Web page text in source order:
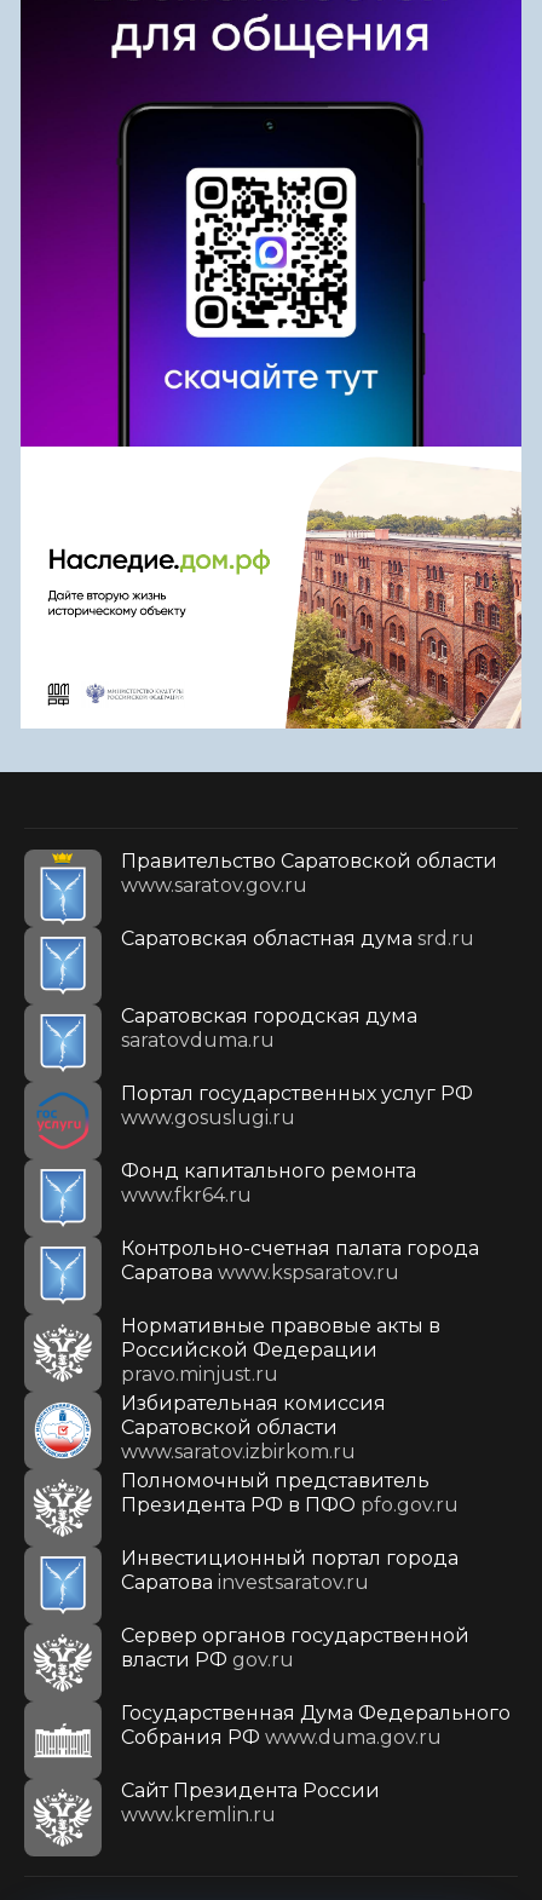
Правительство Саратовской области
www.saratov.gov.ru
Саратовская областная дума srd.ru
Саратовская городская дума
saratovduma.ru
Портал государственных услуг РФ
www.gosuslugi.ru
Фонд капитального ремонта
www.fkr64.ru
Контрольно-счетная палата города
Саратова www.kspsaratov.ru
Нормативные правовые акты в
Российской Федерации
pravo.minjust.ru
Избирательная комиссия
Саратовской области
www.saratov.izbirkom.ru
Полномочный представитель
Президента РФ в ПФО pfo.gov.ru
Инвестиционный портал города
Саратова investsaratov.ru
Сервер органов государственной
власти РФ gov.ru
Государственная Дума Федерального
Собрания РФ www.duma.gov.ru
Cайт Президента России
www.kremlin.ru